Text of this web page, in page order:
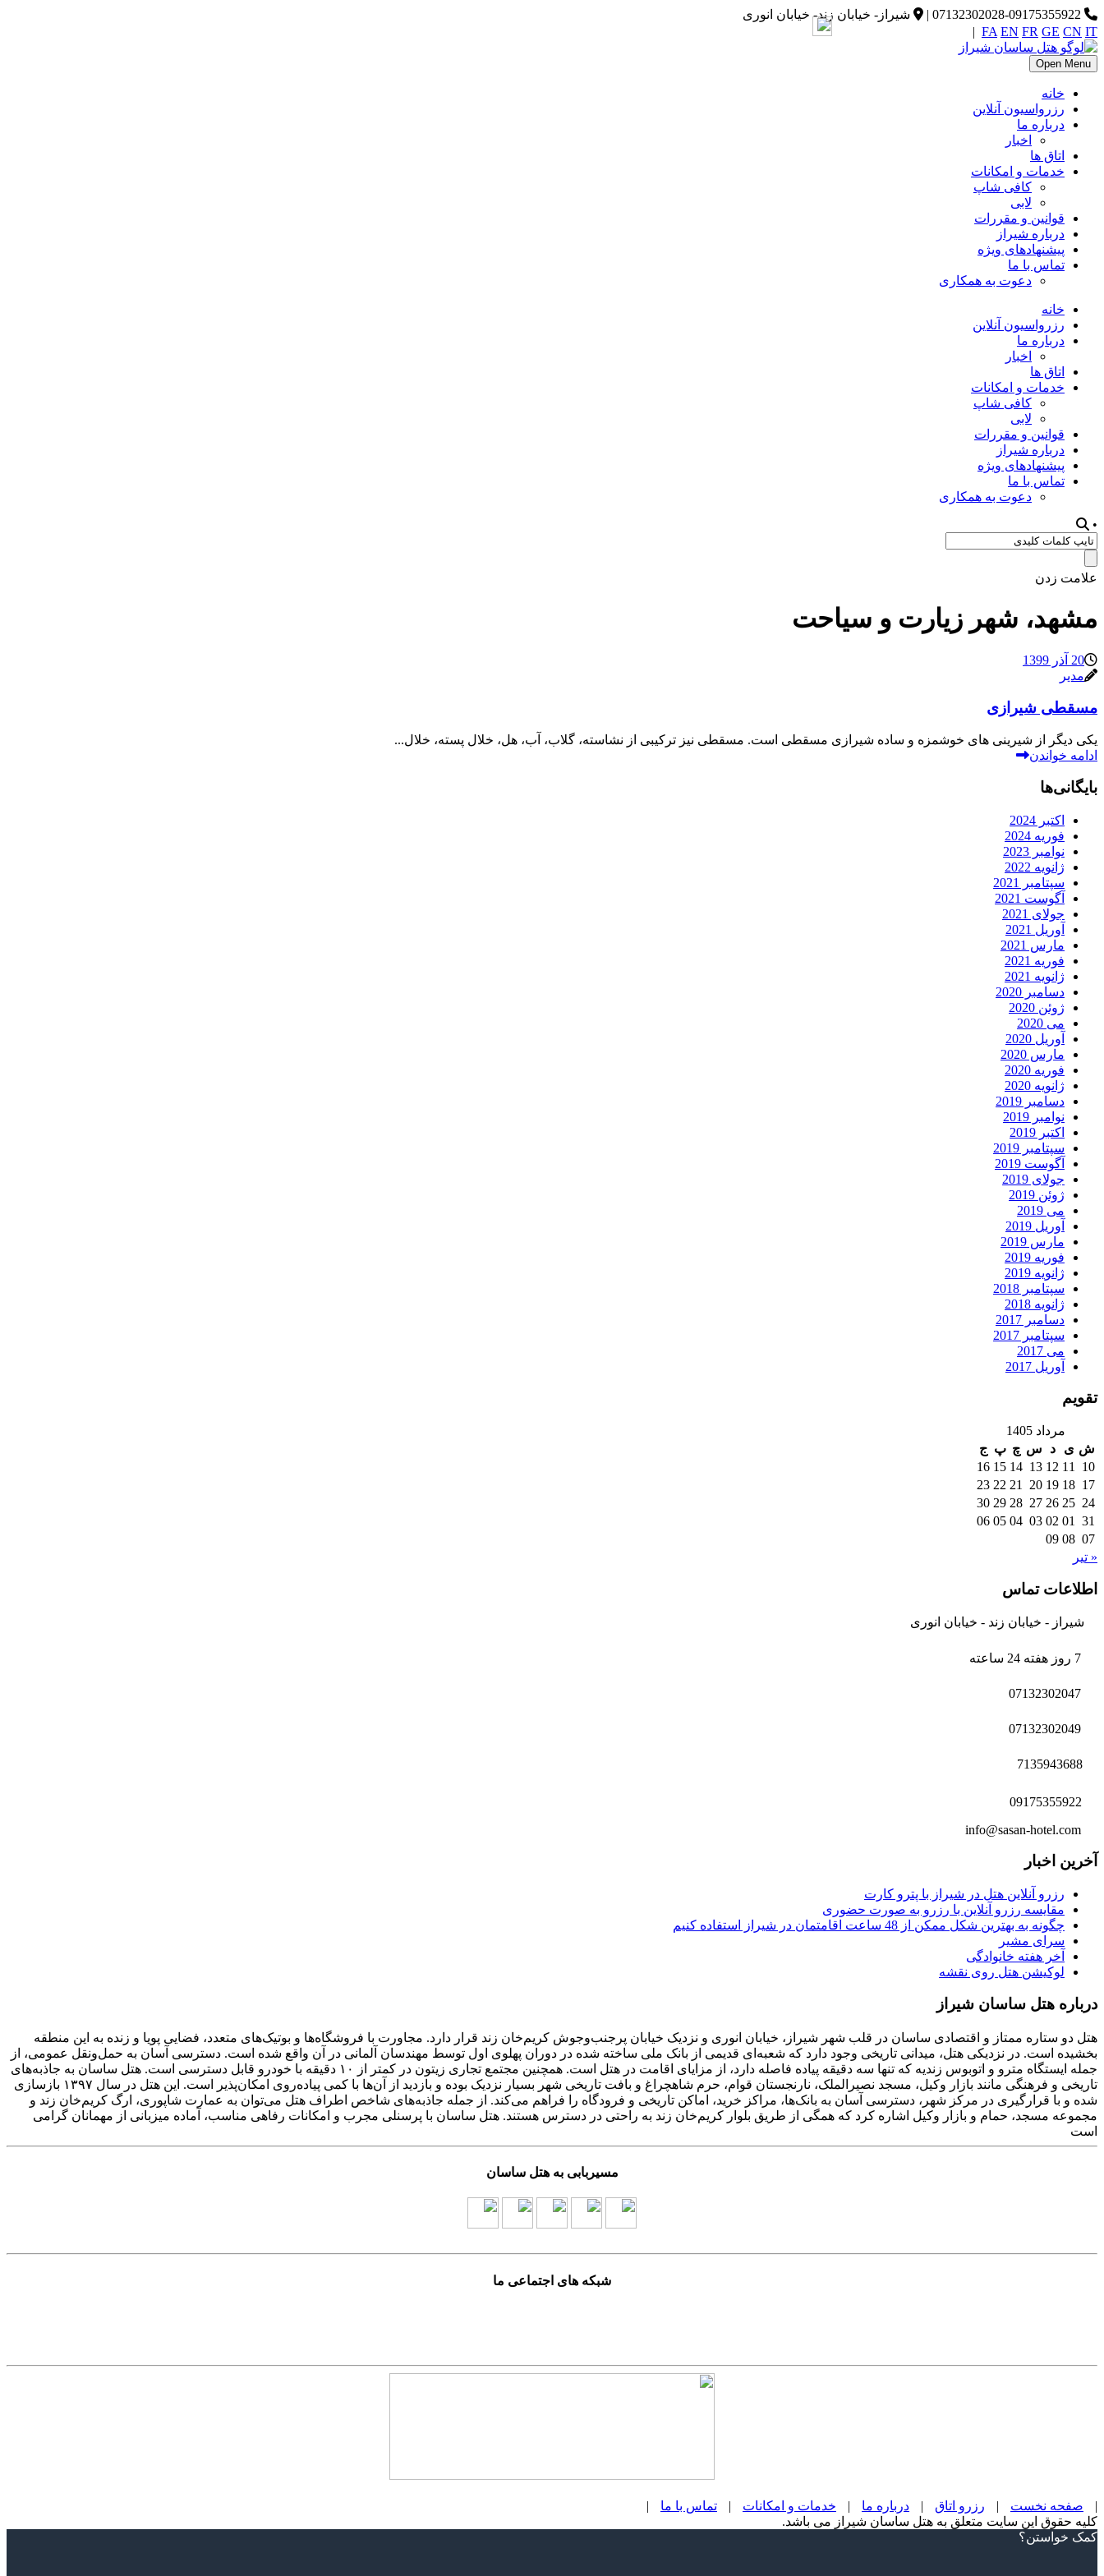
|
شیراز- خیابان زند- خیابان انوری
FA EN FR GE CN IT
|
Open Menu
خانه
رزرواسیون آنلاین
درباره ما
اخبار
اتاق ها
خدمات و امکانات
کافی شاپ
لابی
قوانین و مقررات
درباره شیراز
پیشنهادهای ویژه
تماس با ما
دعوت به همکاری
خانه
رزرواسیون آنلاین
درباره ما
اخبار
اتاق ها
خدمات و امکانات
کافی شاپ
لابی
قوانین و مقررات
درباره شیراز
پیشنهادهای ویژه
تماس با ما
دعوت به همکاری
•
علامت زدن
مشهد، شهر زیارت و سیاحت
20 آذر 1399
مدیر
مسقطی شیرازی
یکی دیگر از شیرینی های خوشمزه و ساده شیرازی مسقطی است. مسقطی نیز ترکیبی از نشاسته، گلاب، آب، هل، خلال پسته، خلال...
ادامه خواندن
بایگانی‌ها
اکتبر 2024
فوریه 2024
نوامبر 2023
ژانویه 2022
سپتامبر 2021
آگوست 2021
جولای 2021
آوریل 2021
مارس 2021
فوریه 2021
ژانویه 2021
دسامبر 2020
ژوئن 2020
می 2020
آوریل 2020
مارس 2020
فوریه 2020
ژانویه 2020
دسامبر 2019
نوامبر 2019
اکتبر 2019
سپتامبر 2019
آگوست 2019
جولای 2019
ژوئن 2019
می 2019
آوریل 2019
مارس 2019
فوریه 2019
ژانویه 2019
سپتامبر 2018
ژانویه 2018
دسامبر 2017
سپتامبر 2017
می 2017
آوریل 2017
تقویم
مرداد 1405
ش ی د س چ پ ج
10
11
12
13
14
15
16
17
18
19
20
21
22
23
24
25
26
27
28
29
30
31
01
02
03
04
05
06
07
08
09
« تیر
اطلاعات تماس
شیراز - خیابان زند - خیابان انوری
آخرین اخبار
رزرو آنلاین هتل در شیراز با پترو کارت
مقایسه رزرو آنلاین با رزرو به صورت حضوری
چگونه به بهترین شکل ممکن از 48 ساعت اقامتمان در شیراز استفاده کنیم
سرای مشیر
آخر هفته خانوادگی
لوکیشن هتل روی نقشه
درباره هتل ساسان شیراز
هتل دو ستاره ممتاز و اقتصادی ساسان در قلب شهر شیراز، خیابان انوری و نزدیک خیابان پرجنب‌وجوش کریم‌خان زند قرار دارد. مجاورت با فروشگاه‌ها و بوتیک‌های متعدد، فضایی پویا و زنده به این منطقه
بخشیده است. در نزدیکی هتل، میدانی تاریخی وجود دارد که شعبه‌ای قدیمی از بانک ملی ساخته شده در دوران پهلوی اول توسط مهندسان آلمانی در آن واقع شده است. دسترسی آسان به حمل‌ونقل عمومی، از
جمله ایستگاه مترو و اتوبوس زندیه که تنها سه دقیقه پیاده فاصله دارد، از مزایای اقامت در هتل است. همچنین مجتمع تجاری زیتون در کمتر از ۱۰ دقیقه با خودرو قابل دسترسی است. هتل ساسان به جاذبه‌های
تاریخی و فرهنگی مانند بازار وکیل، مسجد نصیرالملک، نارنجستان قوام، حرم شاهچراغ و بافت تاریخی شهر بسیار نزدیک بوده و بازدید از آن‌ها با کمی پیاده‌روی امکان‌پذیر است. این هتل در سال ۱۳۹۷ بازسازی
شده و با قرارگیری در مرکز شهر، دسترسی آسان به بانک‌ها، مراکز خرید، اماکن تاریخی و فرودگاه را فراهم می‌کند. از جمله جاذبه‌های شاخص اطراف هتل می‌توان به عمارت شاپوری، ارگ کریم‌خان زند و
مجموعه مسجد، حمام و بازار وکیل اشاره کرد که همگی از طریق بلوار کریم‌خان زند به راحتی در دسترس هستند. هتل ساسان با پرسنلی مجرب و امکانات رفاهی مناسب، آماده میزبانی از مهمانان گرامی
است
مسیربابی به هتل ساسان
شبکه های اجتماعی ما
| صفحه نخست | رزرو اتاق | درباره ما | خدمات و امکانات | تماس با ما
|
کلیه حقوق این سایت متعلق به هتل ساسان شیراز می باشد.
Scroll
کمک خواستن؟